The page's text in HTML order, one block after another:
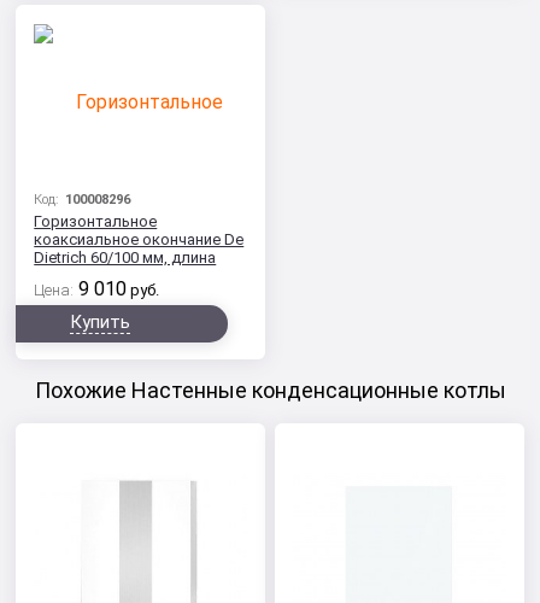
Код: 100008296
Горизонтальное
коаксиальное окончание De
Dietrich 60/100 мм, длина
Цена: 9 010 руб.
Купить
Похожие Настенные конденсационные котлы